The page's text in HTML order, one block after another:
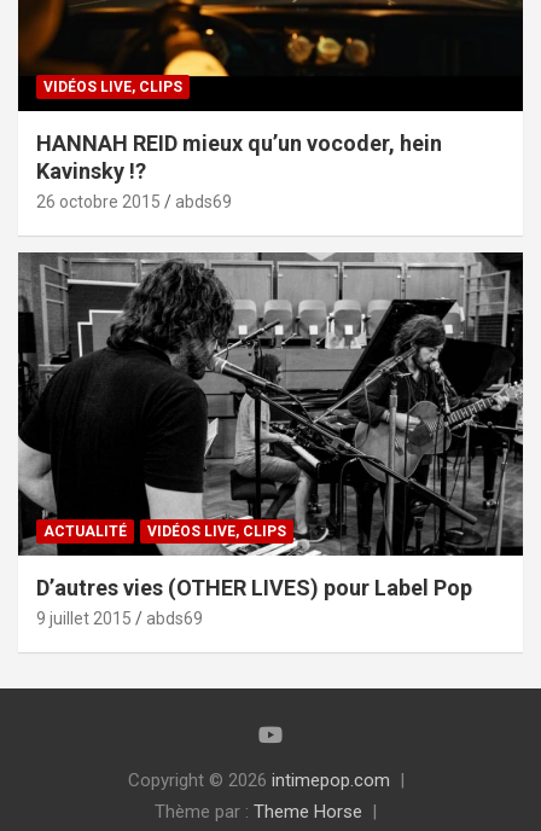
VIDÉOS LIVE, CLIPS
HANNAH REID mieux qu’un vocoder, hein
Kavinsky !?
26 octobre 2015 abds69
ACTUALITÉ VIDÉOS LIVE, CLIPS
D’autres vies (OTHER LIVES) pour Label Pop
9 juillet 2015 abds69
Copyright © 2026 intimepop.com
Thème par : Theme Horse